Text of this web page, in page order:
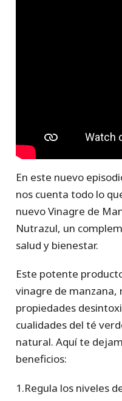
En este nuevo
nos cuenta todo lo
nuevo Vinagre de
Nutrazul, un
salud y bienestar.
Este potente
vinagre de manzana,
propiedades
cualidades del té
natural. Aquí te
beneficios:
1.Regula los niveles